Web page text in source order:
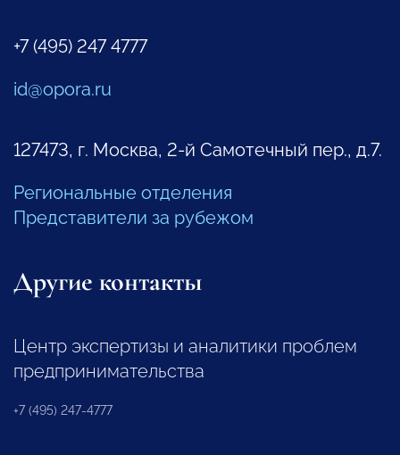
+7 (495) 247 4777
id@opora.ru
127473, г. Москва, 2-й Самотечный пер., д.7.
Региональные отделения
Представители за рубежом
Другие контакты
Центр экспертизы и аналитики проблем
предпринимательства
+7 (495) 247-4777